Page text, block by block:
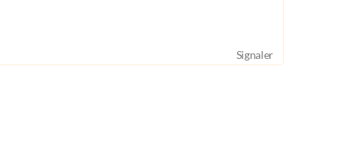
Signaler